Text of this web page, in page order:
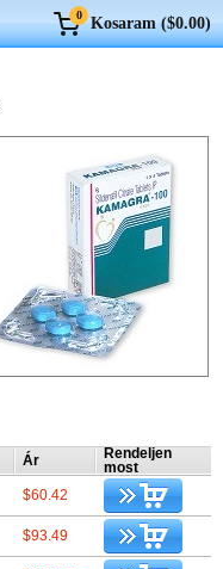
0 Kosaram ($0.00)
Ár
Rendeljen
most
$60.42
$93.49